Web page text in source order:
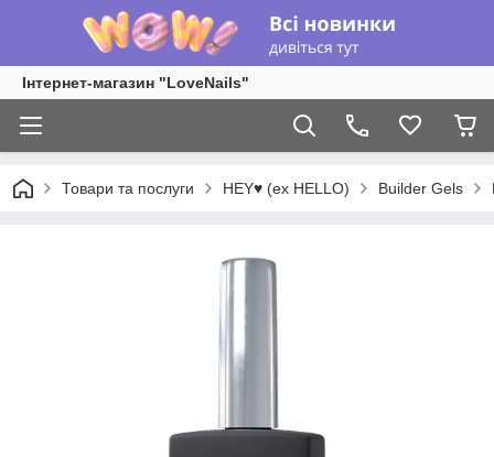
Інтернет-магазин "LoveNails"
Товари та послуги HEY♥ (ex HELLO) Builder Gels